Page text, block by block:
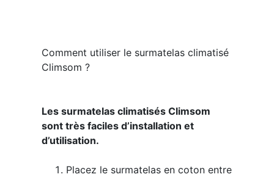
Comment utiliser le surmatelas climatisé
Climsom ?
Les surmatelas climatisés Climsom
sont très faciles d’installation et
d’utilisation.
Placez le surmatelas en coton entre